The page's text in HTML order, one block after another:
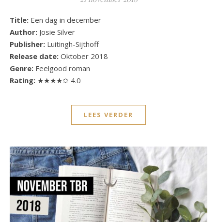
Title: Een dag in december
Author: Josie Silver
Publisher: Luitingh-Sijthoff
Release date: Oktober 2018
Genre: Feelgood roman
Rating: ★★★★✩ 4.0
LEES VERDER